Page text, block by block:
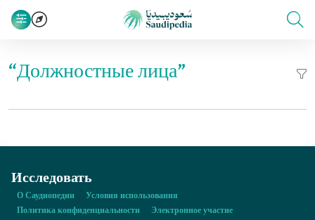
“Должностные лица”
Исследовать
О Саудиопедии
Условия использования
Политика конфиденциальности
Электронное участие